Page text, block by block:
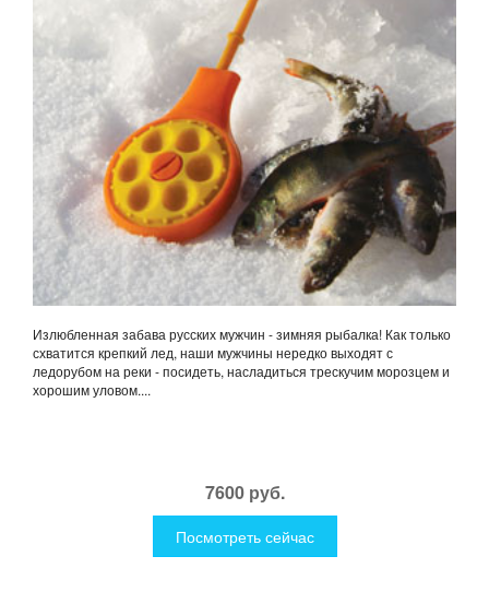
Излюбленная забава русских мужчин - зимняя рыбалка! Как только
схватится крепкий лед, наши мужчины нередко выходят с
ледорубом на реки - посидеть, насладиться трескучим морозцем и
хорошим уловом....
7600 руб.
Посмотреть сейчас